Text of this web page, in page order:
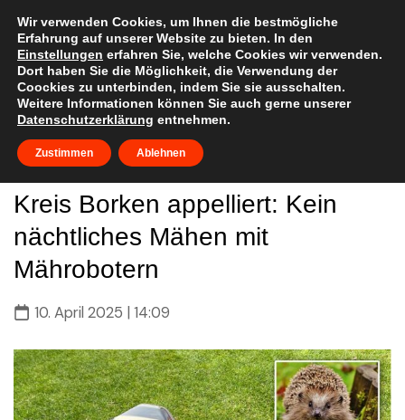
content
Kreis Borken appelliert: Kein
nächtliches Mähen mit
Mährobotern
10. April 2025 | 14:09
Wir verwenden Cookies, um Ihnen die bestmögliche
Erfahrung auf unserer Website zu bieten. In den
Einstellungen erfahren Sie, welche Cookies wir verwenden.
Dort haben Sie die Möglichkeit, die Verwendung der
Coockies zu unterbinden, indem Sie sie ausschalten.
Weitere Informationen können Sie auch gerne unserer
Datenschutzerklärung entnehmen.
Zustimmen Ablehnen